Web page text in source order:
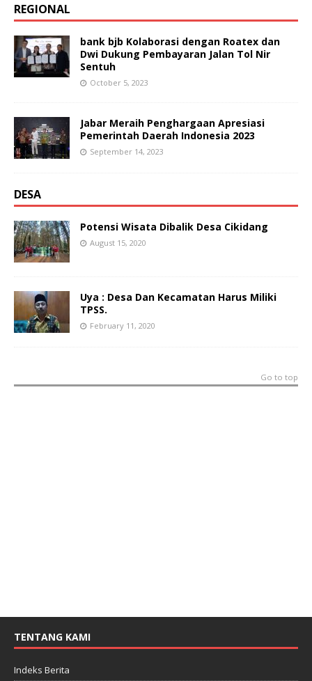
REGIONAL
bank bjb Kolaborasi dengan Roatex dan
Dwi Dukung Pembayaran Jalan Tol Nir
Sentuh
October 5, 2023
Jabar Meraih Penghargaan Apresiasi
Pemerintah Daerah Indonesia 2023
September 14, 2023
DESA
Potensi Wisata Dibalik Desa Cikidang
August 15, 2020
Uya : Desa Dan Kecamatan Harus Miliki
TPSS.
February 11, 2020
Go to top
TENTANG KAMI
Indeks Berita